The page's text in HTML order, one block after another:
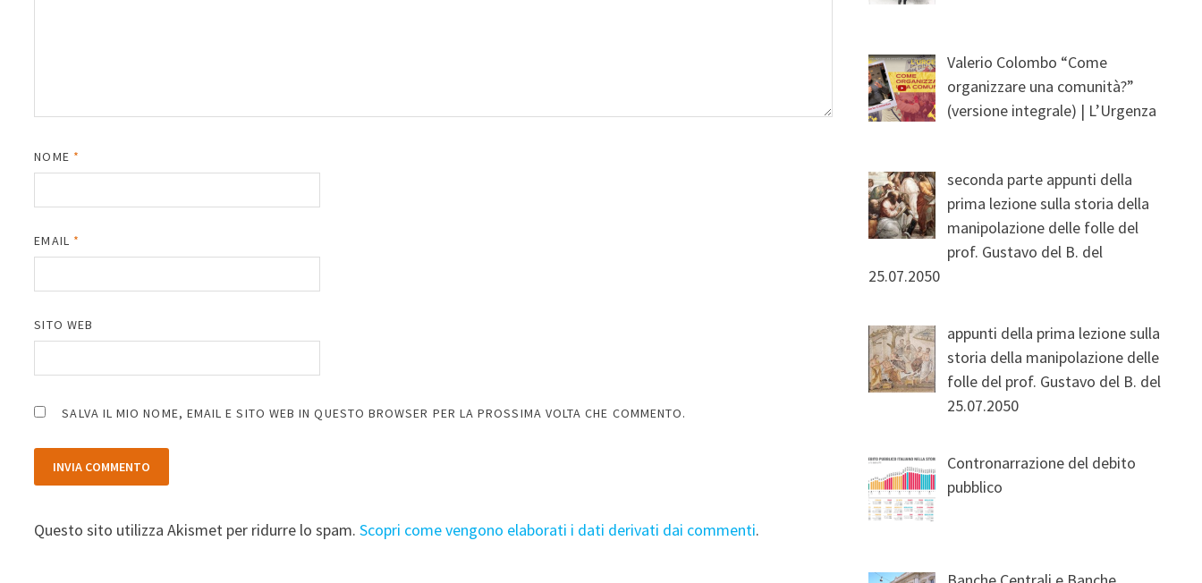
NOME *
EMAIL *
SITO WEB
SALVA IL MIO NOME, EMAIL E SITO WEB IN QUESTO BROWSER PER LA PROSSIMA VOLTA CHE COMMENTO.
Questo sito utilizza Akismet per ridurre lo spam.Scopri come vengono elaborati i dati derivati dai commenti.
Valerio Colombo “Come
organizzare una comunità?”
(versione integrale) | L’Urgenza
seconda parte appunti della
prima lezione sulla storia della
manipolazione delle folle del
prof. Gustavo del B. del
25.07.2050
appunti della prima lezione sulla
storia della manipolazione delle
folle del prof. Gustavo del B. del
25.07.2050
Contronarrazione del debito
pubblico